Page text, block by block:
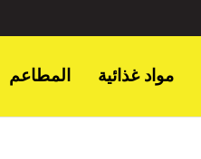
المطاعم مواد غذائية